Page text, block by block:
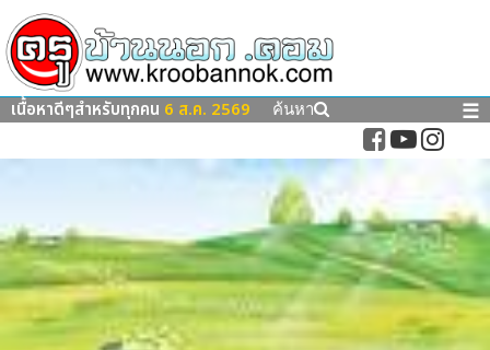
เนื้อหาดีๆสำหรับทุกคน 6 ส.ค. 2569 ค้นหา ☰